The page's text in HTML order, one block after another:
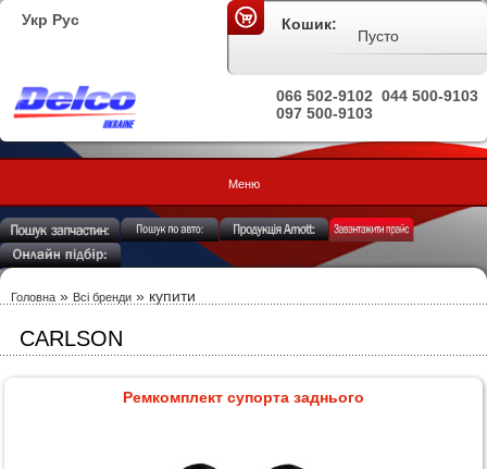
Укр Рус
044 500-9103
066 502-9102
097 500-9103
Кошик:
Пусто
Меню
Головна » Всі бренди » купити
CARLSON
Ремкомплект супорта заднього